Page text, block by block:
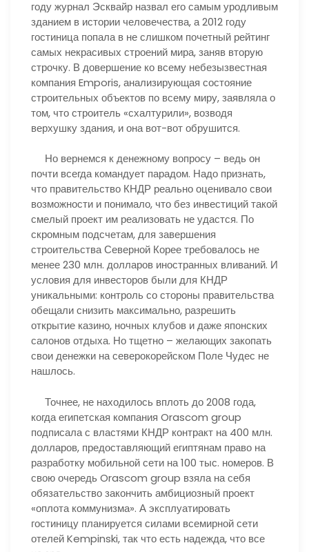
году журнал Эсквайр назвал его самым уродливым
зданием в истории человечества, а 2012 году
гостиница попала в не слишком почетный рейтинг
самых некрасивых строений мира, заняв вторую
строчку. В довершение ко всему небезызвестная
компания Emporis, анализирующая состояние
строительных объектов по всему миру, заявляла о
том, что строитель «схалтурили», возводя
верхушку здания, и она вот-вот обрушится.
Но вернемся к денежному вопросу – ведь он
почти всегда командует парадом. Надо признать,
что правительство КНДР реально оценивало свои
возможности и понимало, что без инвестиций такой
смелый проект им реализовать не удастся. По
скромным подсчетам, для завершения
строительства Северной Корее требовалось не
менее 230 млн. долларов иностранных вливаний. И
условия для инвесторов были для КНДР
уникальными: контроль со стороны правительства
обещали снизить максимально, разрешить
открытие казино, ночных клубов и даже японских
салонов отдыха. Но тщетно – желающих закопать
свои денежки на северокорейском Поле Чудес не
нашлось.
Точнее, не находилось вплоть до 2008 года,
когда египетская компания Orascom group
подписала с властями КНДР контракт на 400 млн.
долларов, предоставляющий египтянам право на
разработку мобильной сети на 100 тыс. номеров. В
свою очередь Orascom group взяла на себя
обязательство закончить амбициозный проект
«оплота коммунизма». А эксплуатировать
гостиницу планируется силами всемирной сети
отелей Kempinski, так что есть надежда, что все